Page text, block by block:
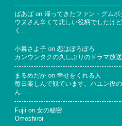
ばあば on 帰ってきたファン・グムボ
ウヌさん辛くて悲しい役柄でしたけ
く…
小暮さよ子 on 恋はぽろぽろ
カンウンタクの久しぶりのドラマ放
まるめだか on 幸せをくれる人
毎日楽しんで観ています。ハユン役
ん…
Fujii on 女の秘密
Omoshiroi